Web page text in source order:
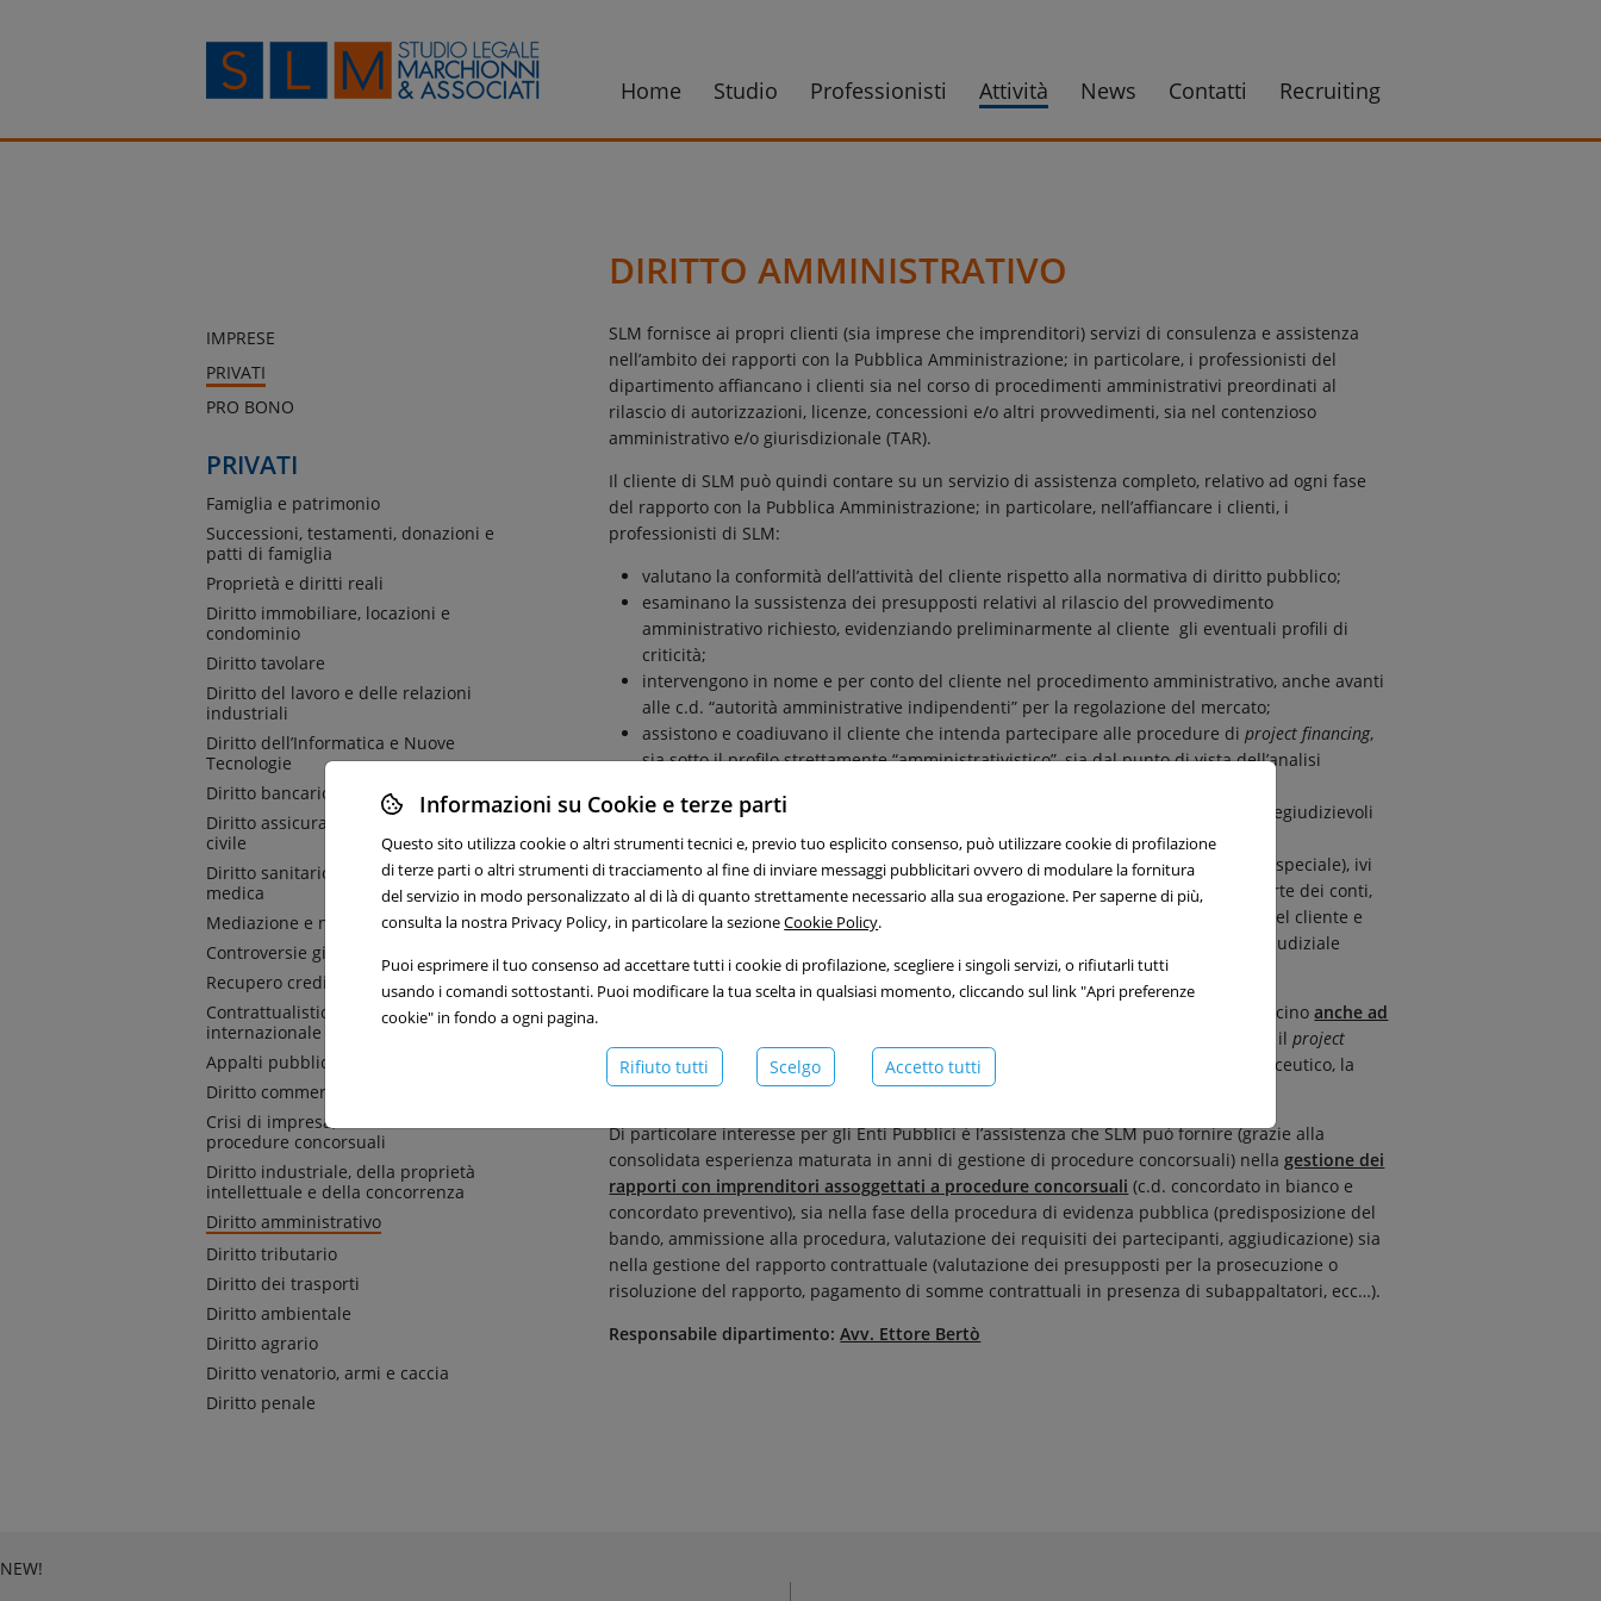
Home Studio Professionisti Attività News Contatti Recruiting
IMPRESE
PRIVATI
PRO BONO
PRIVATI
Famiglia e patrimonio
Successioni, testamenti, donazioni e
patti di famiglia
Proprietà e diritti reali
Diritto immobiliare, locazioni e
condominio
Diritto tavolare
Diritto del lavoro e delle relazioni
industriali
Diritto dell’Informatica e Nuove
Tecnologie
Diritto bancario
Diritto assicurativo e responsabilità
civile
Diritto sanitario e responsabilità
medica
Mediazione e negoziazione assistita
Controversie giudiziali e arbitrato
Recupero crediti e azioni esecutive
Contrattualistica nazionale e
internazionale
Appalti pubblici e privati
Diritto commerciale e societario
Crisi di impresa, ristrutturazioni e
procedure concorsuali
Diritto industriale, della proprietà
intellettuale e della concorrenza
Diritto amministrativo
Diritto tributario
Diritto dei trasporti
Diritto ambientale
Diritto agrario
Diritto venatorio, armi e caccia
Diritto penale
DIRITTO AMMINISTRATIVO
SLM fornisce ai propri clienti (sia imprese che imprenditori) servizi di consulenza e assistenza
nell’ambito dei rapporti con la Pubblica Amministrazione; in particolare, i professionisti del
dipartimento affiancano i clienti sia nel corso di procedimenti amministrativi preordinati al
rilascio di autorizzazioni, licenze, concessioni e/o altri provvedimenti, sia nel contenzioso
amministrativo e/o giurisdizionale (TAR).
Il cliente di SLM può quindi contare su un servizio di assistenza completo, relativo ad ogni fase
del rapporto con la Pubblica Amministrazione; in particolare, nell’affiancare i clienti, i
professionisti di SLM:
valutano la conformità dell’attività del cliente rispetto alla normativa di diritto pubblico;
esaminano la sussistenza dei presupposti relativi al rilascio del provvedimento
amministrativo richiesto, evidenziando preliminarmente al cliente gli eventuali profili di
criticità;
intervengono in nome e per conto del cliente nel procedimento amministrativo, anche avanti
alle c.d. “autorità amministrative indipendenti” per la regolazione del mercato;
assistono e coadiuvano il cliente che intenda partecipare alle procedure diproject financing,
sia sotto il profilo strettamente “amministrativistico”, sia dal punto di vista dell’analisi
valutano gli eventuali profili di illegittimità dei provvedimenti amministrativi pregiudizievoli
per il cliente ed individuano i possibili rimedi offerti dall’ordinamento;
assistono il cliente in ogni fase processuale, avanti ad ogni giudice (ordinario o speciale), ivi
compresi TAR, Corte di Cassazione, Corte Costituzionale, Consiglio di Stato e Corte dei conti,
ponendo sempre quale punto di riferimento della propria azione gli interessi del cliente e
quindi valutando in via preventiva la funzionalità/convenienza di ogni azione giudiziale
rispetto all’effettivo soddisfacimento di detti interessi.
Le competenze maturate dal dipartimento, che offre assistenza, consulenza e patrocinoanche ad
, riguardano: i servizi pubblici; gli appalti, le concessioni, ilproject
financing, il diritto ambientale, l’energia elettrica ed il gas, il diritto sanitario e farmaceutico, la
pianificazione urbanistica e lo sviluppo del territorio, la
Di particolare interesse per gli Enti Pubblici è l’assistenza che SLM può fornire (grazie alla
consolidata esperienza maturata in anni di gestione di procedure concorsuali) nellagestione dei
rapporti con imprenditori assoggettati a procedure concorsuali (c.d. concordato in bianco e
concordato preventivo), sia nella fase della procedura di evidenza pubblica (predisposizione del
bando, ammissione alla procedura, valutazione dei requisiti dei partecipanti, aggiudicazione) sia
nella gestione del rapporto contrattuale (valutazione dei presupposti per la prosecuzione o
risoluzione del rapporto, pagamento di somme contrattuali in presenza di subappaltatori, ecc…).
Responsabile dipartimento:Avv. Ettore Bertò
NEW!
Informazioni su Cookie e terze parti
Questo sito utilizza cookie o altri strumenti tecnici e, previo tuo esplicito consenso, può utilizzare cookie di profilazione
di terze parti o altri strumenti di tracciamento al fine di inviare messaggi pubblicitari ovvero di modulare la fornitura
del servizio in modo personalizzato al di là di quanto strettamente necessario alla sua erogazione. Per saperne di più,
consulta la nostra Privacy Policy, in particolare la sezioneCookie Policy.
Puoi esprimere il tuo consenso ad accettare tutti i cookie di profilazione, scegliere i singoli servizi, o rifiutarli tutti
usando i comandi sottostanti. Puoi modificare la tua scelta in qualsiasi momento, cliccando sul link "Apri preferenze
cookie" in fondo a ogni pagina.
Rifiuto tutti Scelgo Accetto tutti